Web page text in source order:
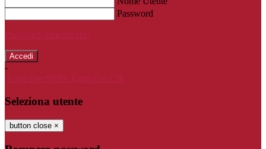
Password
Password dimenticata?
-
Entra con SPID
Entra con CIE
Seleziona utente
button close ×